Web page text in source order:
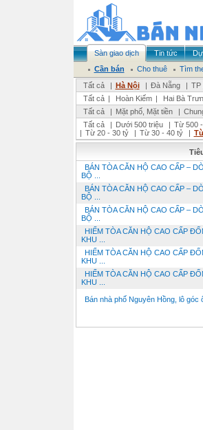
Sàn giao dịch Tin tức
Cần bán
Cho thuê
Tìm
Tất cả
| Hà Nội | Đà Nẵng | TP
Tất cả | Hoàn Kiếm | Hai Bà
Tất cả
| Mặt phố, Mặt tiền |
Tất cả
| Dưới 500 triệu | Từ 500
| Từ 20 - 30 tỷ | Từ 30 - 40 tỷ |
BÁN TÒA CĂN HỘ CAO CẤP –
BỘ ...
BÁN TÒA CĂN HỘ CAO CẤP –
BỘ ...
BÁN TÒA CĂN HỘ CAO CẤP –
BỘ ...
HIẾM TÒA CĂN HỘ CAO CẤP
KHU ...
HIẾM TÒA CĂN HỘ CAO CẤP
KHU ...
HIẾM TÒA CĂN HỘ CAO CẤP
KHU ...
Bán nhà phố Nguyên Hồng, lô góc